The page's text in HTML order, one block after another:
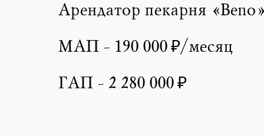
Арендатор пекарня «Beno»
МАП - 190 000 ₽/месяц
ГАП - 2 280 000 ₽